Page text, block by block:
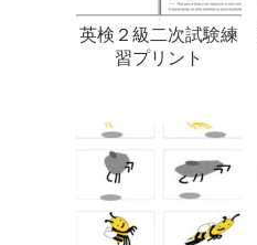
英検２級二次試験練
習プリント